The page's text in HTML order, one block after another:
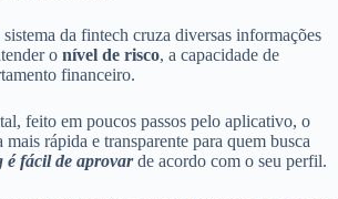
da fintech cruza diversas informações
o nível de risco, a capacidade de
financeiro.
feito em poucos passos pelo aplicativo, o
rápida e transparente para quem busca
é fácil de aprovarde acordo com o seu perfil.